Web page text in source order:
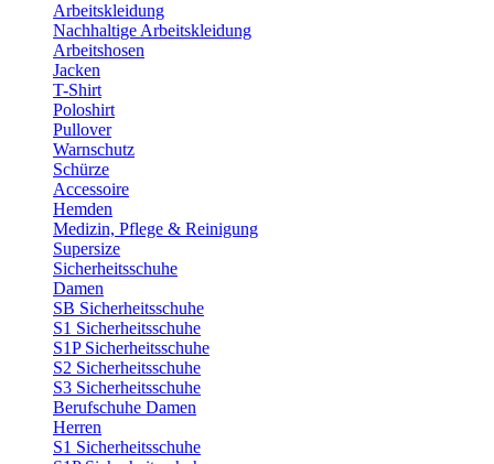
Arbeitskleidung
Nachhaltige Arbeitskleidung
Arbeitshosen
Jacken
T-Shirt
Poloshirt
Pullover
Warnschutz
Schürze
Accessoire
Hemden
Medizin, Pflege & Reinigung
Supersize
Sicherheitsschuhe
Damen
SB Sicherheitsschuhe
S1 Sicherheitsschuhe
S1P Sicherheitsschuhe
S2 Sicherheitsschuhe
S3 Sicherheitsschuhe
Berufschuhe Damen
Herren
S1 Sicherheitsschuhe